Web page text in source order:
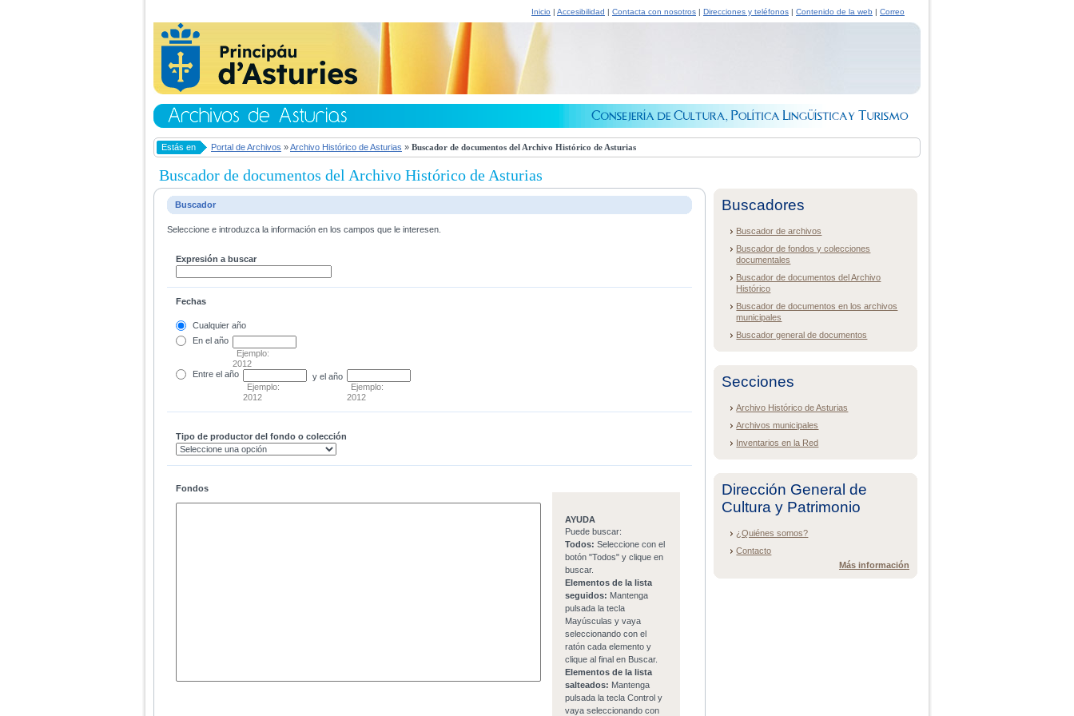
Inicio | Accesibilidad | Contacta con nosotros | Direcciones y teléfonos | Contenido de la web | Correo
Estás en Portal de Archivos »Archivo Histórico de Asturias » Buscador de documentos del Archivo Histórico de Asturias
Buscador de documentos del Archivo Histórico de Asturias
Buscador
Seleccione e introduzca la información en los campos que le interesen.
Expresión a buscar
Fechas
Cualquier año
En el año
Ejemplo:
2012
Entre el año
Ejemplo:
2012
y el año
Ejemplo:
2012
Tipo de productor del fondo o colección
Fondos
AYUDA
Puede buscar:
Todos: Seleccione con el
botón "Todos" y clique en
buscar.
Elementos de la lista
seguidos: Mantenga
pulsada la tecla
Mayúsculas y vaya
seleccionando con el
ratón cada elemento y
clique al final en Buscar.
Elementos de la lista
salteados: Mantenga
pulsada la tecla Control y
vaya seleccionando con
Buscadores
Buscador de archivos
Buscador de fondos y colecciones
documentales
Buscador de documentos del Archivo
Histórico
Buscador de documentos en los archivos
municipales
Buscador general de documentos
Secciones
Archivo Histórico de Asturias
Archivos municipales
Inventarios en la Red
Dirección General de
Cultura y Patrimonio
¿Quiénes somos?
Contacto
Más información